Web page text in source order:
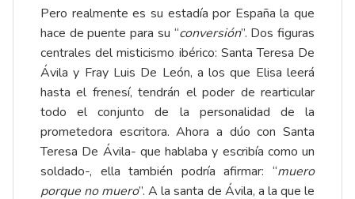
Pero realmente es su estadía por España la que
hace de puente para su “conversión”. Dos figuras
centrales del misticismo ibérico: Santa Teresa De
Ávila y Fray Luis De León, a los que Elisa leerá
hasta el frenesí, tendrán el poder de rearticular
todo el conjunto de la personalidad de la
prometedora escritora. Ahora a dúo con Santa
Teresa De Ávila- que hablaba y escribía como un
soldado-, ella también podría afirmar: “muero
porque no muero”. A la santa de Ávila, a la que le